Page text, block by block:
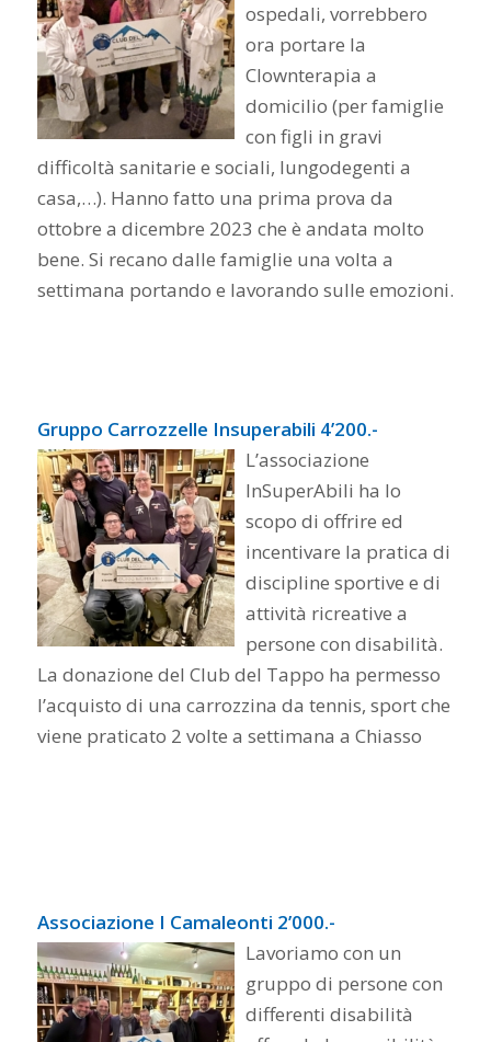
ospedali, vorrebbero
ora portare la
Clownterapia a
domicilio (per famiglie
con figli in gravi
difficoltà sanitarie e sociali, lungodegenti a
casa,…). Hanno fatto una prima prova da
ottobre a dicembre 2023 che è andata molto
bene. Si recano dalle famiglie una volta a
settimana portando e lavorando sulle emozioni.
Gruppo Carrozzelle Insuperabili 4’200.-
L’associazione
InSuperAbili ha lo
scopo di offrire ed
incentivare la pratica di
discipline sportive e di
attività ricreative a
persone con disabilità.
La donazione del Club del Tappo ha permesso
l’acquisto di una carrozzina da tennis, sport che
viene praticato 2 volte a settimana a Chiasso
Associazione I Camaleonti 2’000.-
Lavoriamo con un
gruppo di persone con
differenti disabilità